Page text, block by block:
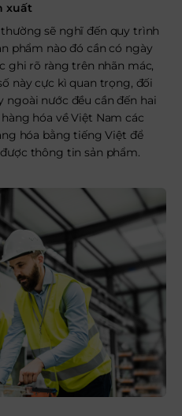
xuất
sẽ nghĩ đến quy trình
phẩm nào đó cần có ngày
ghi rõ ràng trên nhãn mác,
này cực kì quan trọng, đối
nước đều cần đến hai
hóa về Việt Nam các
hóa bằng tiếng Việt để
thông tin sản phẩm.